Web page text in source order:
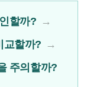
할까?
교할까?
주의할까?